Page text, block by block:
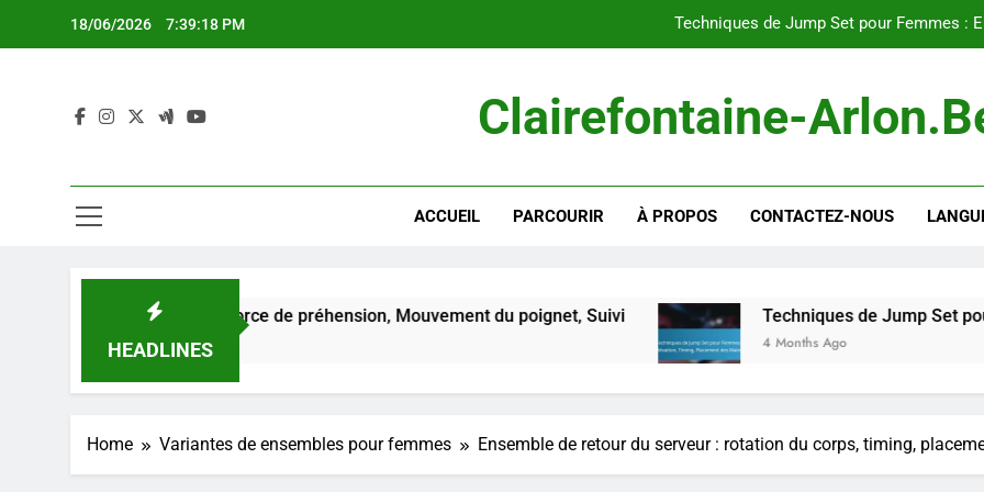
18/06/2026 7:39:19 PM Techniques de Jump Set pour Femmes :
Ensemble court :
Techniques de Jump Set pour Femmes :
Ensemble court :
Clairefontaine-
ACCUEIL PARCOURIR À PROPOS CONTACTEZ-NOUS
HEADLINES
femmes : Force de préhension, Mouvement du poignet, Suivi Techniques de Jump Set pour Femmes :
4 Months Ago
Home Variantes de ensembles pour femmes Ensemble de retour du serveur : rotation du corps, timing,